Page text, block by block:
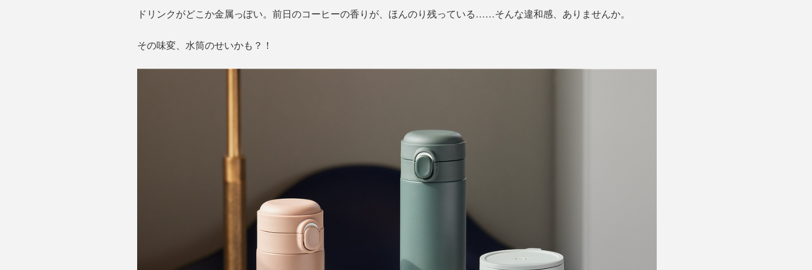
ドリンクがどこか金属っぽい。前日のコーヒーの香りが、ほんのり残っている……そんな違和感、ありませんか。
その味変、水筒のせいかも？！